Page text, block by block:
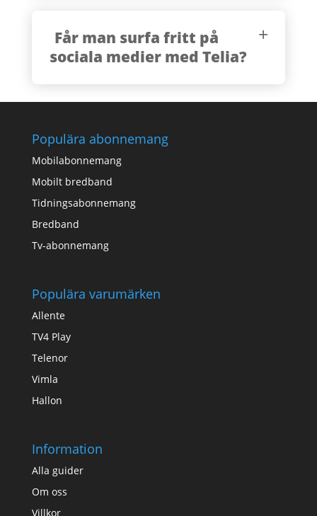
Får man surfa fritt på
sociala medier med Telia?
Populära abonnemang
Mobilabonnemang
Mobilt bredband
Tidningsabonnemang
Bredband
Tv-abonnemang
Populära varumärken
Allente
TV4 Play
Telenor
Vimla
Hallon
Information
Alla guider
Om oss
Villkor